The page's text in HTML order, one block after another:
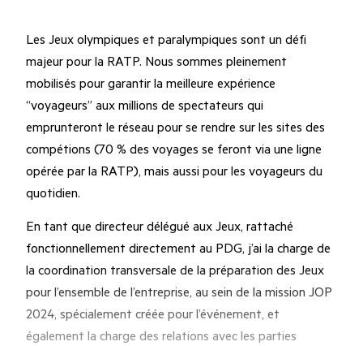
Les Jeux olympiques et paralympiques sont un défi
majeur pour la RATP. Nous sommes pleinement
mobilisés pour garantir la meilleure expérience
“voyageurs” aux millions de spectateurs qui
emprunteront le réseau pour se rendre sur les sites des
compétions (70 % des voyages se feront via une ligne
opérée par la RATP), mais aussi pour les voyageurs du
quotidien.
En tant que directeur délégué aux Jeux, rattaché
fonctionnellement directement au PDG, j’ai la charge de
la coordination transversale de la préparation des Jeux
pour l’ensemble de l’entreprise, au sein de la mission JOP
2024, spécialement créée pour l’événement, et
également la charge des relations avec les parties